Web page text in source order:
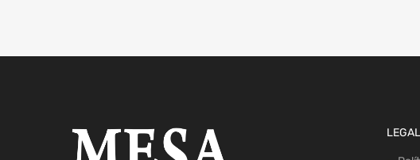
LEGAL